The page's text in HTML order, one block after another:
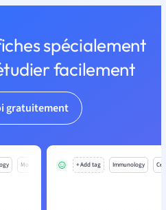
spécialement
facilement
gratuitement
Mo + Add tag Immunology